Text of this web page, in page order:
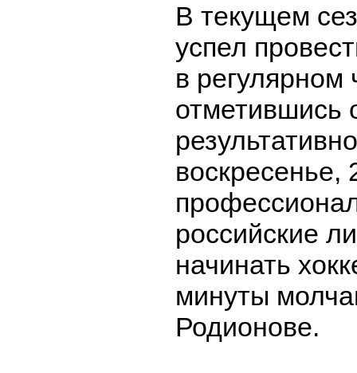
В текущем
успел
в
отметившись
воскресенье,
российские
начинать
минуты
Родионове.